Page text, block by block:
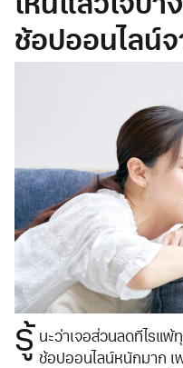
เห็นแล้วใจบา
ช้อปออนไลน์
รู้ นะว่าเจอส่วนลดทีไรแ
ช้อปออนไลน์หนักมาก เ